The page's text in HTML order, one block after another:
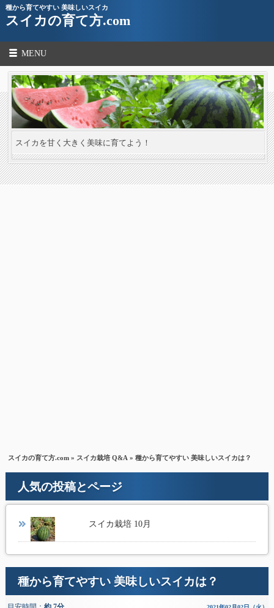
種から育てやすい 美味しいスイカ
スイカの育て方.com
MENU
スイカを甘く大きく美味に育てよう！
スイカの育て方.com » スイカ栽培 Q&A » 種から育てやすい 美味しいスイカは？
人気の投稿とページ
スイカ栽培 10月
種から育てやすい 美味しいスイカは？